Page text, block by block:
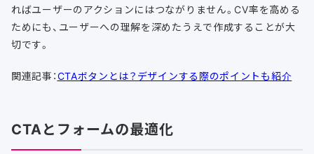
ればユーザーのアクションにはつながりません。CV率を高める
ためにも、ユーザーへの理解を深めたうえで作成することが大
切です。
関連記事：CTAボタンとは？デザインする際のポイントも紹介
CTAとフォームの最適化